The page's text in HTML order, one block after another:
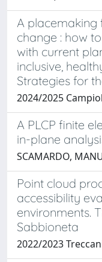
A
change : how
with current
inclusive,
Strategies for
2024/2025
A PLCP finite
in-plane
SCAMARDO,
Point cloud
accessibility
environments.
Sabbioneta
2022/2023